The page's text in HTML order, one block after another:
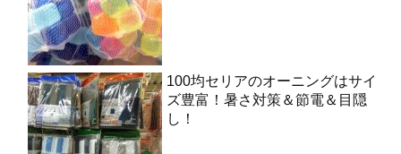
100均セリアのオーニングはサイ
ズ豊富！暑さ対策＆節電＆目隠
し！